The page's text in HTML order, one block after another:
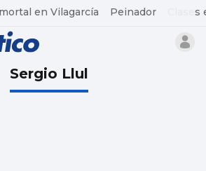
en Vilagarcía Peinador
Sergio Llul